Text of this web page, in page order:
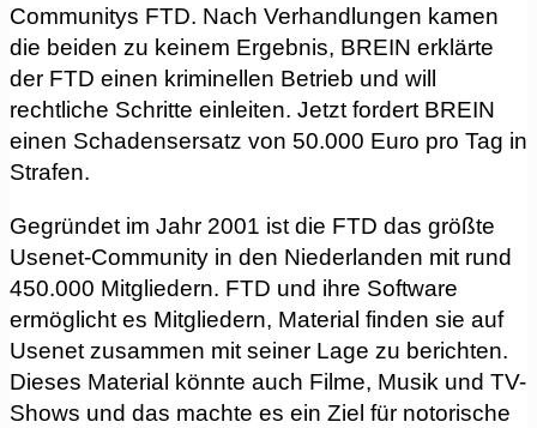
Communitys FTD. Nach Verhandlungen kamen
die beiden zu keinem Ergebnis, BREIN erklärte
der FTD einen kriminellen Betrieb und will
rechtliche Schritte einleiten. Jetzt fordert BREIN
einen Schadensersatz von 50.000 Euro pro Tag in
Strafen.
Gegründet im Jahr 2001 ist die FTD das größte
Usenet-Community in den Niederlanden mit rund
450.000 Mitgliedern. FTD und ihre Software
ermöglicht es Mitgliedern, Material finden sie auf
Usenet zusammen mit seiner Lage zu berichten.
Dieses Material könnte auch Filme, Musik und TV-
Shows und das machte es ein Ziel für notorische